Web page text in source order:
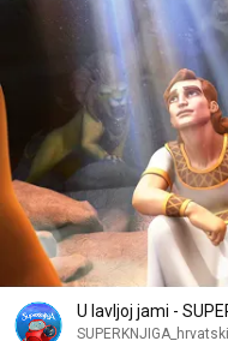
U lavljoj jami -